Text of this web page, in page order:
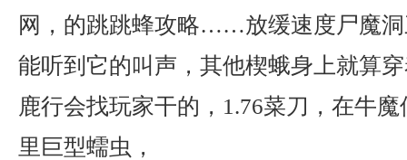
网，的跳跳蜂攻略……放缓速度尸魔
能听到它的叫声，其他楔蛾身上就算
鹿行会找玩家干的，1.76菜刀，在牛
里巨型蠕虫，